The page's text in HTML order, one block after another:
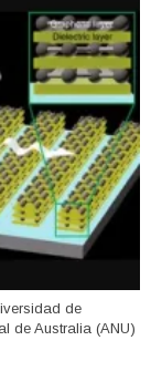
de
de Australia (ANU)